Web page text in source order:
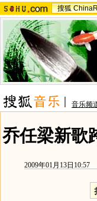
搜狐
音乐频
乔任梁新歌
2009年01月13日10:57